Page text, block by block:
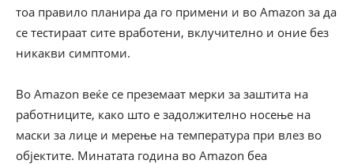
тоа правило планира да го примени и во Amazon за да
се тестираат сите вработени, вклучително и оние без
никакви симптоми.
Во Аmazon веќе се преземаат мерки за заштита на
работниците, како што е задолжително носење на
маски за лице и мерење на температура при влез во
објектите. Минатата година во Amazon беа